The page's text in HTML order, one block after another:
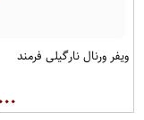
ویفر ورنال نارگیلی فرمند